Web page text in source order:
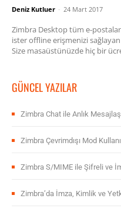
Deniz Kutluer - 24 Mart 2017
Zimbra Desktop tüm e-
ister offline erişmenizi
Size masaüstünüzde hiç bir
GÜNCEL YAZILAR
Zimbra Chat ile Anlık
Zimbra Çevrimdışı Mod
Zimbra S/MIME ile Şifreli ve
Zimbra’da İmza, Kimlik ve